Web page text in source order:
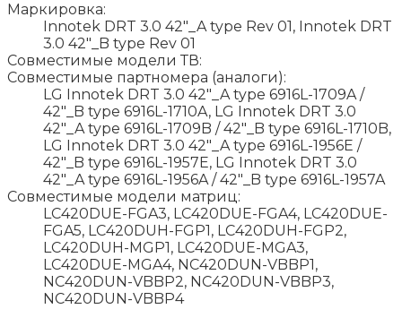
Маркировка:
Innotek DRT 3.0 42"_A type Rev 01, Innotek DRT
3.0 42"_B type Rev 01
Совместимые модели ТВ:
Совместимые партномера (аналоги):
LG Innotek DRT 3.0 42"_A type 6916L-1709A /
42"_B type 6916L-1710A, LG Innotek DRT 3.0
42"_A type 6916L-1709B / 42"_B type 6916L-1710B,
LG Innotek DRT 3.0 42"_A type 6916L-1956E /
42"_B type 6916L-1957E, LG Innotek DRT 3.0
42"_A type 6916L-1956A / 42"_B type 6916L-1957A
Совместимые модели матриц:
LC420DUE-FGA3, LC420DUE-FGA4, LC420DUE-
FGA5, LC420DUH-FGP1, LC420DUH-FGP2,
LC420DUH-MGP1, LC420DUE-MGA3,
LC420DUE-MGA4, NC420DUN-VBBP1,
NC420DUN-VBBP2, NC420DUN-VBBP3,
NC420DUN-VBBP4